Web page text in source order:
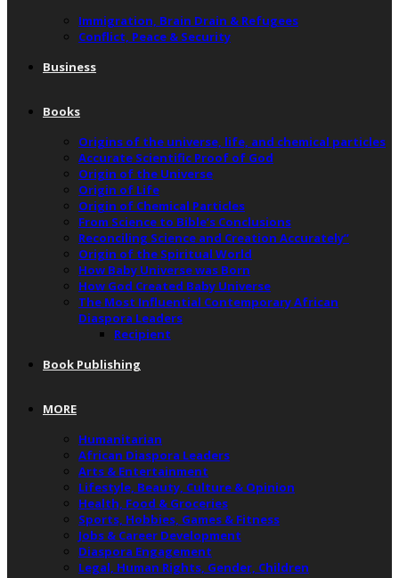
Immigration, Brain Drain & Refugees
Conflict, Peace & Security
Business
Books
Origins of the universe, life, and chemical particles
Accurate Scientific Proof of God
Origin of the Universe
Origin of Life
Origin of Chemical Particles
From Science to Bible’s Conclusions
Reconciling Science and Creation Accurately”
Origin of the Spiritual World
How Baby Universe was Born
How God Created Baby Universe
The Most Influential Contemporary African
Diaspora Leaders
Recipient
Book Publishing
MORE
Humanitarian
African Diaspora Leaders
Arts & Entertainment
Lifestyle, Beauty, Culture & Opinion
Health, Food & Groceries
Sports, Hobbies, Games & Fitness
Jobs & Career Development
Diaspora Engagement
Legal, Human Rights, Gender, Children